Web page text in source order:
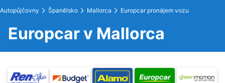
Autopůjčovny Španělsko Mallorca Europcar pronájem vozu
Europcar v Mallorca